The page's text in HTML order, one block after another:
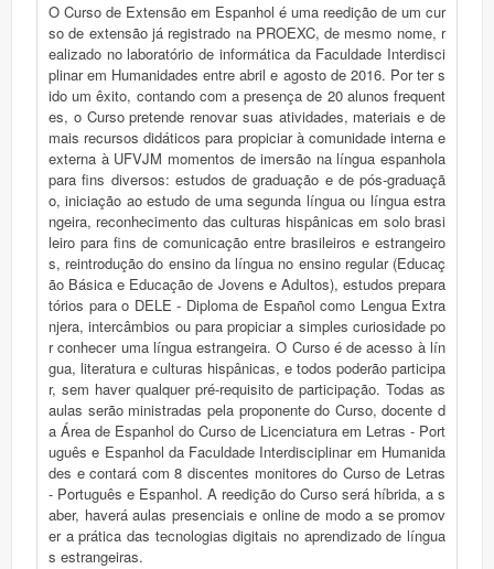
O Curso de Extensão em Espanhol é uma reedição de um cur
so de extensão já registrado na PROEXC, de mesmo nome, r
ealizado no laboratório de informática da Faculdade Interdisci
plinar em Humanidades entre abril e agosto de 2016. Por ter s
ido um êxito, contando com a presença de 20 alunos frequent
es, o Curso pretende renovar suas atividades, materiais e de
mais recursos didáticos para propiciar à comunidade interna e
externa à UFVJM momentos de imersão na língua espanhola
para fins diversos: estudos de graduação e de pós-graduaçã
o, iniciação ao estudo de uma segunda língua ou língua estra
ngeira, reconhecimento das culturas hispânicas em solo brasi
leiro para fins de comunicação entre brasileiros e estrangeiro
s, reintrodução do ensino da língua no ensino regular (Educaç
ão Básica e Educação de Jovens e Adultos), estudos prepara
tórios para o DELE - Diploma de Español como Lengua Extra
njera, intercâmbios ou para propiciar a simples curiosidade po
r conhecer uma língua estrangeira. O Curso é de acesso à lín
gua, literatura e culturas hispânicas, e todos poderão participa
r, sem haver qualquer pré-requisito de participação. Todas as
aulas serão ministradas pela proponente do Curso, docente d
a Área de Espanhol do Curso de Licenciatura em Letras - Port
uguês e Espanhol da Faculdade Interdisciplinar em Humanida
des e contará com 8 discentes monitores do Curso de Letras
- Português e Espanhol. A reedição do Curso será híbrida, a s
aber, haverá aulas presenciais e online de modo a se promov
er a prática das tecnologias digitais no aprendizado de língua
s estrangeiras.